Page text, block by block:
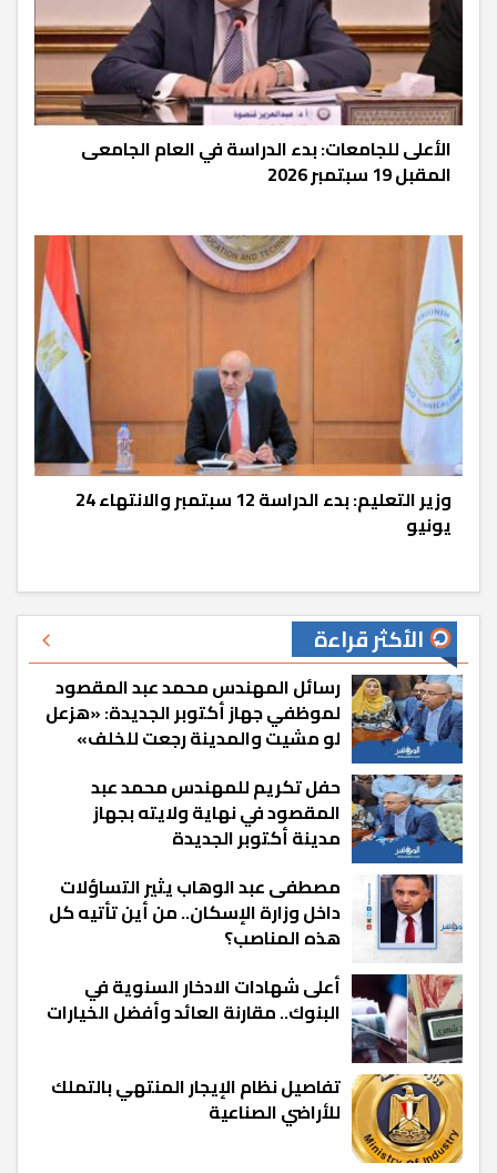
الأعلى للجامعات: بدء الدراسة في العام الجامعى
المقبل 19 سبتمبر 2026
وزير التعليم: بدء الدراسة 12 سبتمبر والانتهاء 24
يونيو
الأكثر قراءة
رسائل المهندس محمد عبد المقصود
لموظفي جهاز أكتوبر الجديدة: «هزعل
لو مشيت والمدينة رجعت للخلف»
حفل تكريم للمهندس محمد عبد
المقصود في نهاية ولايته بجهاز
مدينة أكتوبر الجديدة
مصطفى عبد الوهاب يثير التساؤلات
داخل وزارة الإسكان.. من أين تأتيه كل
هذه المناصب؟
أعلى شهادات الادخار السنوية في
البنوك.. مقارنة العائد وأفضل الخيارات
تفاصيل نظام الإيجار المنتهي بالتملك
للأراضي الصناعية